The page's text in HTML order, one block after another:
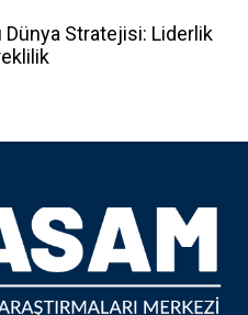
Dünya Stratejisi: Liderlik